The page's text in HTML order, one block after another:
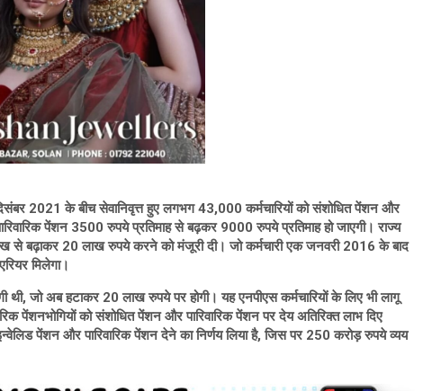
2021 के बीच सेवानिवृत्त हुए लगभग 43,000 कर्मचारियों को संशोधित पेंशन और
पेंशन 3500 रुपये प्रतिमाह से बढ़कर 9000 रुपये प्रतिमाह हो जाएगी। राज्य
से बढ़ाकर 20 लाख रुपये करने को मंजूरी दी। जो कर्मचारी एक जनवरी 2016 के बाद
मिलेगा।
जो अब हटाकर 20 लाख रुपये पर होगी। यह एनपीएस कर्मचारियों के लिए भी लागू
पेंशनभोगियों को संशोधित पेंशन और पारिवारिक पेंशन पर देय अतिरिक्त लाभ दिए
पेंशन और पारिवारिक पेंशन देने का निर्णय लिया है, जिस पर 250 करोड़ रुपये व्यय